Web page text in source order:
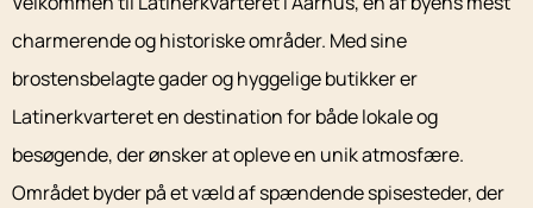
charmerende og historiske områder. Med sine
brostensbelagte gader og hyggelige butikker er
Latinerkvarteret en destination for både lokale og
besøgende, der ønsker at opleve en unik atmosfære.
Området byder på et væld af spændende spisesteder, der